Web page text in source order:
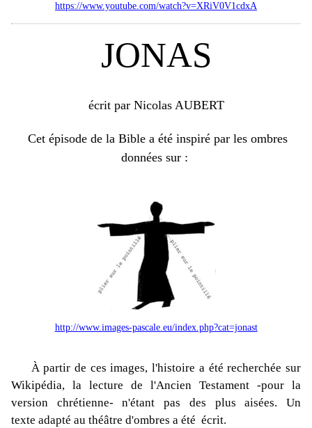
https://www.youtube.com/watch?v=XRiV0V1cdxA
JONAS
écrit par Nicolas AUBERT
Cet épisode de la Bible a été inspiré par les ombres
données sur :
http://www.images-pascale.eu/index.php?cat=jonast
À partir de ces images, l'histoire a été recherchée sur
Wikipédia, la lecture de l'Ancien Testament -pour la
version chrétienne- n'étant pas des plus aisées. Un
texte adapté au théâtre d'ombres a été écrit.